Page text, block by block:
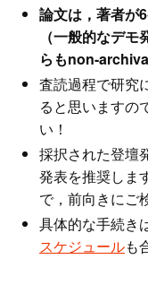
論文は，著者が
（一般的なデ
らもnon-
査読過程で研究
ると思いますの
い！
採択された登壇
発表を推奨しま
で，前向きにご
具体的な手続き
スケジュールも